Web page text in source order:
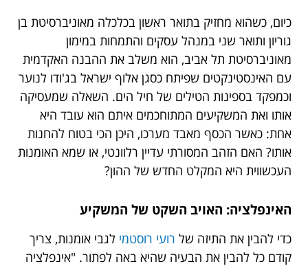
כיום, כשהוא מחזיק בתואר ראשון בכלכלה מאוניברסיטת בן
גוריון ותואר שני במנהל עסקים והתמחות במימון
מאוניברסיטת תל אביב, הוא משלב את ההבנה האקדמית
עם האינסטינקטים שפיתח כסגן אלוף ישראל בג'ודו לנוער
וכמפקד בספינות הטילים של חיל הים. השאלה שמעסיקה
אותו ואת המשקיעים המתוחכמים איתם הוא עובד היא
אחת: כאשר הכסף מאבד מערכו, היכן הכי בטוח להחנות
אותו? האם הזהב המסורתי עדיין רלוונטי, או שמא האומנות
העכשווית היא המקלט החדש של ההון?
האינפלציה: האויב השקט של המשקיע
כדי להבין את התיזה של רועי רוסטמי לגבי אומנות, צריך
קודם כל להבין את הבעיה שהיא באה לפתור. "אינפלציה